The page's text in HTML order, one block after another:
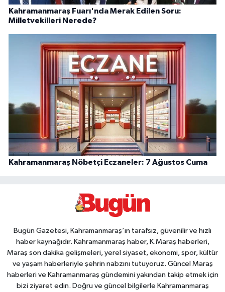
Kahramanmaraş Fuarı'nda Merak Edilen Soru:
Milletvekilleri Nerede?
Kahramanmaraş Nöbetçi Eczaneler: 7 Ağustos Cuma
Bugün Gazetesi, Kahramanmaraş’ın tarafsız, güvenilir ve hızlı
haber kaynağıdır. Kahramanmaraş haber, K.Maraş haberleri,
Maraş son dakika gelişmeleri, yerel siyaset, ekonomi, spor, kültür
ve yaşam haberleriyle şehrin nabzını tutuyoruz. Güncel Maraş
haberleri ve Kahramanmaraş gündemini yakından takip etmek için
bizi ziyaret edin. Doğru ve güncel bilgilerle Kahramanmaraş